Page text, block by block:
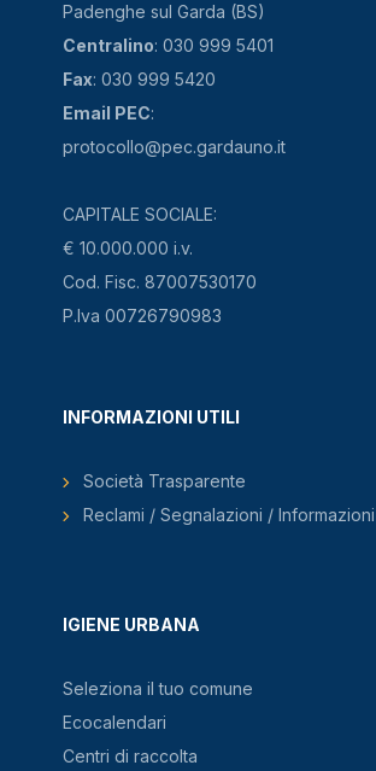
Padenghe sul Garda (BS)
Centralino: 030 999 5401
Fax: 030 999 5420
Email PEC:
protocollo@pec.gardauno.it
CAPITALE SOCIALE:
€ 10.000.000 i.v.
Cod. Fisc. 87007530170
P.Iva 00726790983
IGIENE URBANA
Seleziona il tuo comune
Ecocalendari
Centri di raccolta
INFORMAZIONI UTILI
Società Trasparente
Reclami / Segnalazioni / Informazioni